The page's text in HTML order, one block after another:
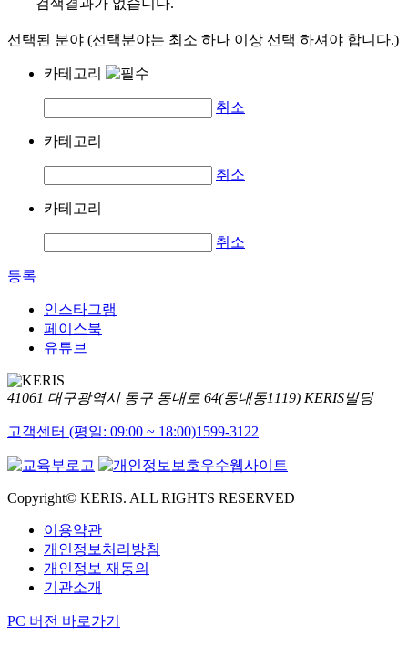
검색결과가 없습니다.
선택된 분야 (선택분야는 최소 하나 이상 선택 하셔야 합니다.)
카테고리
취소
카테고리
취소
카테고리
취소
등록
인스타그램
페이스북
유튜브
41061 대구광역시 동구 동내로 64(동내동1119) KERIS빌딩
고객센터 (평일: 09:00 ~ 18:00)1599-3122
Copyright© KERIS. ALL RIGHTS RESERVED
이용약관
개인정보처리방침
개인정보 재동의
기관소개
PC 버전 바로가기